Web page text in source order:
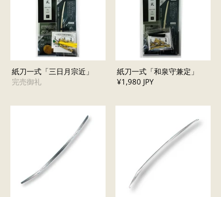
紙刀一式「三日月宗近」
完売御礼
紙刀一式「和泉守兼定」
¥1,980 JPY